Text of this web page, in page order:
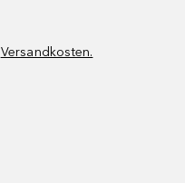
Versandkosten.